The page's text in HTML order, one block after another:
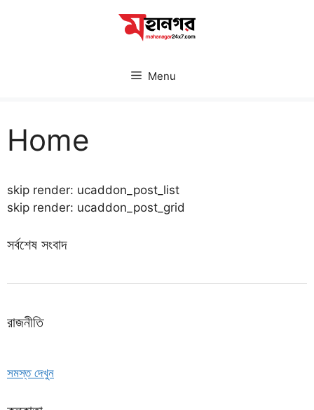
Menu
Home
skip render: ucaddon_post_list
skip render: ucaddon_post_grid
সর্বশেষ সংবাদ
রাজনীতি
সমস্ত দেখুন